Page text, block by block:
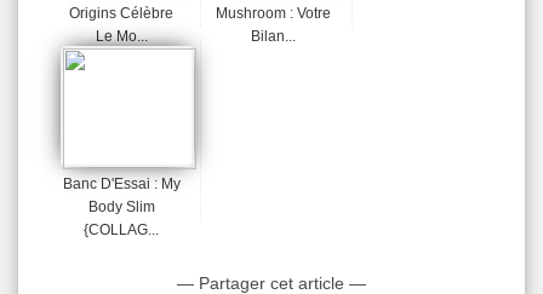
Origins Célèbre
Le Mo...
Mushroom : Votre
Bilan...
Banc D'Essai : My
Body Slim
{COLLAG...
— Partager cet article —